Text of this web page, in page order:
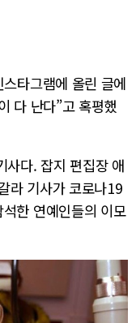
타그램에 올린 글에
다 난다”고 혹평했
사다. 잡지 편집장 애
라 기사가 코로나19
한 연예인들의 이모